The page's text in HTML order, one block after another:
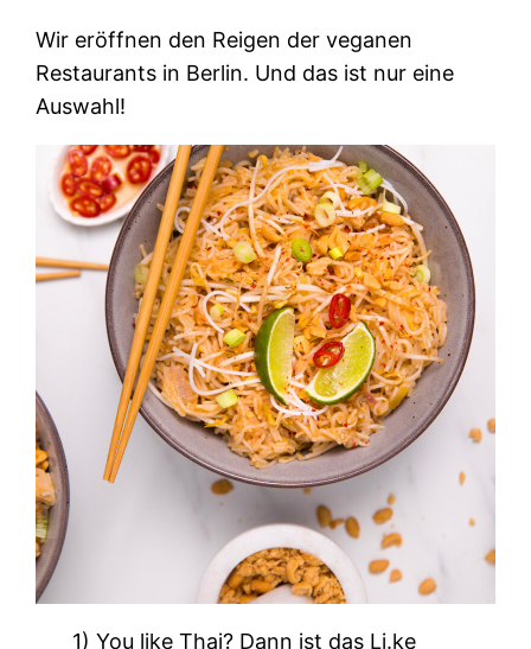
Wir eröffnen den Reigen der veganen
Restaurants in Berlin. Und das ist nur eine
Auswahl!
1) You like Thai? Dann ist das Li.ke